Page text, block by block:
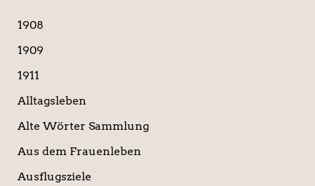
n
a
h
1908
1909
1911
Alltagsleben
Alte Wörter Sammlung
Aus dem Frauenleben
Ausflugsziele